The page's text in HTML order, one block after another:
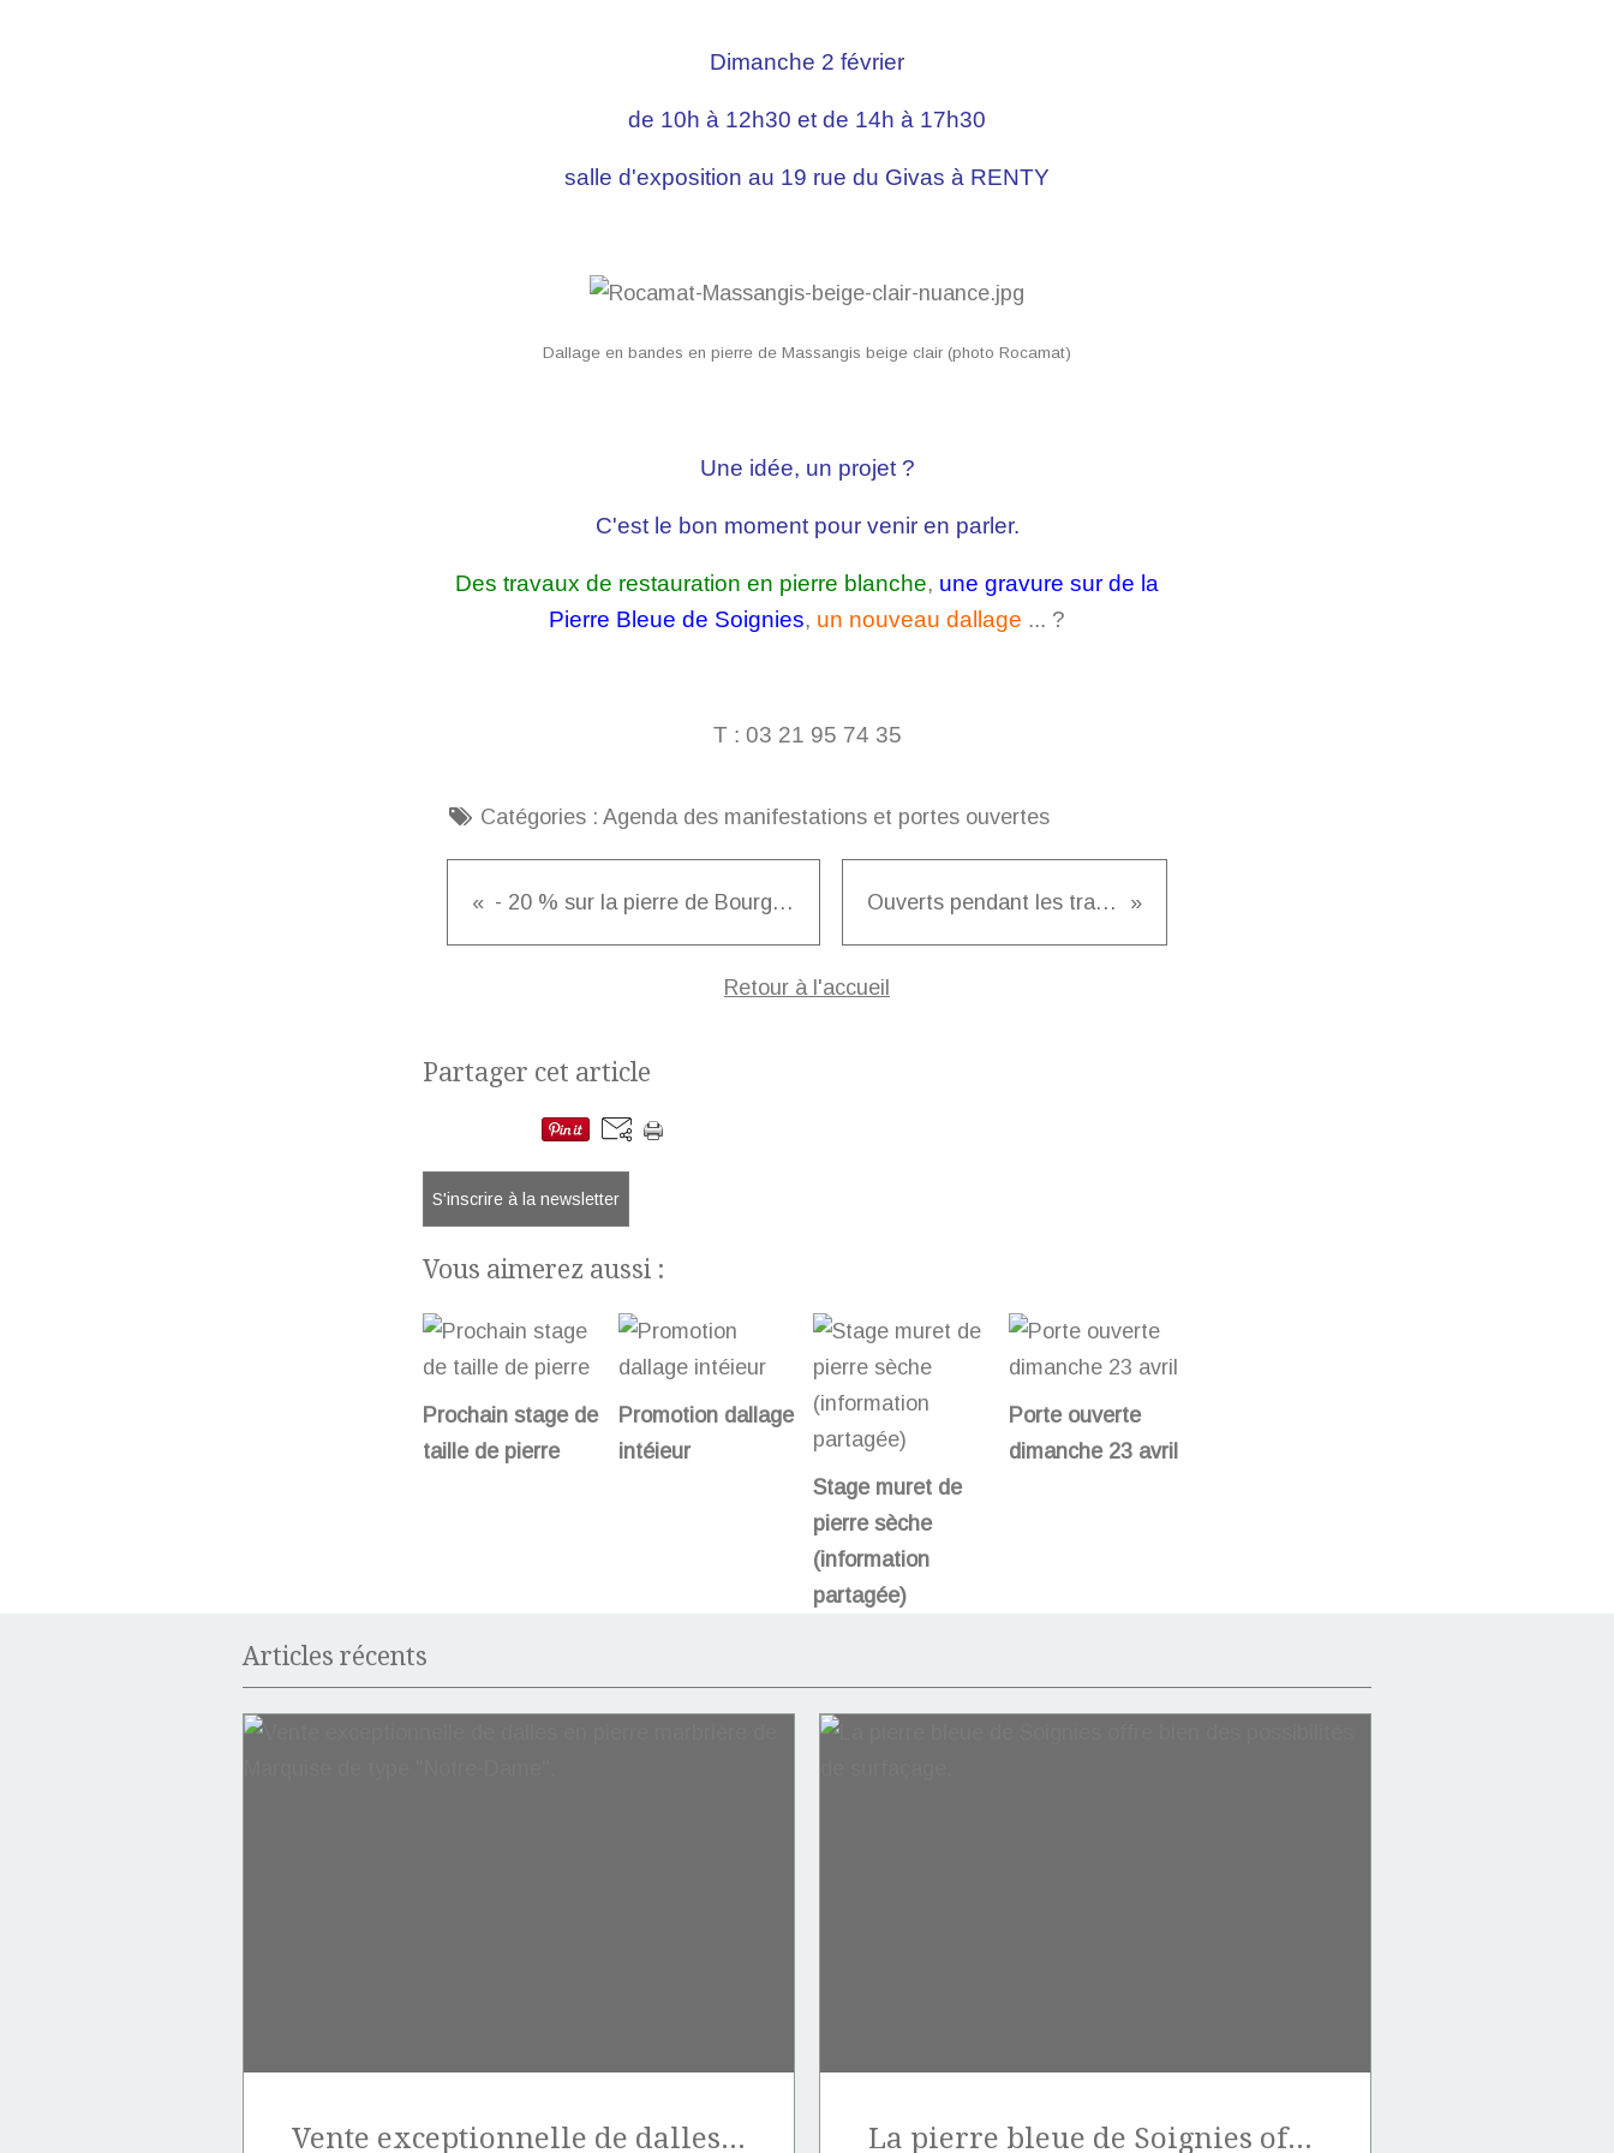
Dimanche 2 février
de 10h à 12h30 et de 14h à 17h30
salle d'exposition au 19 rue du Givas à RENTY
Dallage en bandes en pierre de Massangis beige clair (photo Rocamat)
Une idée, un projet ?
C'est le bon moment pour venir en parler.
Des travaux de restauration en pierre blanche, une gravure sur de la
Pierre Bleue de Soignies, un nouveau dallage ... ?
T : 03 21 95 74 35
Catégories :Agenda des manifestations et portes ouvertes
- 20 % sur la pierre de Bourgogne Ouverts pendant les travaux
Retour à l'accueil
Partager cet article
S'inscrire à la newsletter
Vous aimerez aussi :
Prochain stage de
taille de pierre
Promotion dallage
intéieur
Stage muret de
pierre sèche
(information
partagée)
Porte ouverte
dimanche 23 avril
Articles récents
Vente exceptionnelle de dalles en pierre marbrière de Marquise de type "Notre-Dame". La pierre bleue de Soignies offre bien des possibilités de surfaçage.